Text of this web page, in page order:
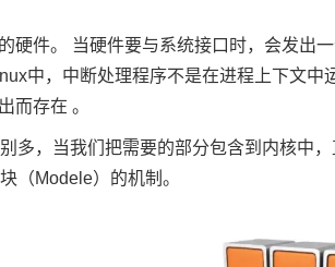
硬件。 当硬件要与系统接口时，会发出
中，中断处理程序不是在进程上下文
而存在 。
多，当我们把需要的部分包含到内核中
（Modele）的机制。